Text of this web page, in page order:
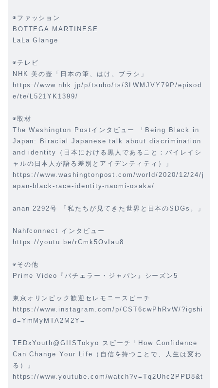
◉ファッション
BOTTEGA MARTINESE
LaLa Glange
◉テレビ
NHK 美の壺「日本の筆、はけ、ブラシ」
https://www.nhk.jp/p/tsubo/ts/3LWMJVY79P/episod
e/te/L521YK1399/
◉取材
The Washington Postインタビュー 「Being Black in
Japan: Biracial Japanese talk about discrimination
and identity（日本における黒人であること：バイレイシ
ャルの日本人が語る差別とアイデンティティ）」
https://www.washingtonpost.com/world/2020/12/24/j
apan-black-race-identity-naomi-osaka/
anan 2292号 「私たちが見てきた世界と日本のSDGs。」
Nahfconnect インタビュー
https://youtu.be/rCmk5OvIau8
◉その他
Prime Video『バチェラー・ジャパン』シーズン5
東京オリンピック歓迎セレモニースピーチ
https://www.instagram.com/p/CST6cwPhRvW/?igshi
d=YmMyMTA2M2Y=
TEDxYouth@GIISTokyo スピーチ「How Confidence
Can Change Your Life（自信を持つことで、人生は変わ
る）」
https://www.youtube.com/watch?v=Tq2Uhc2PPD8&t